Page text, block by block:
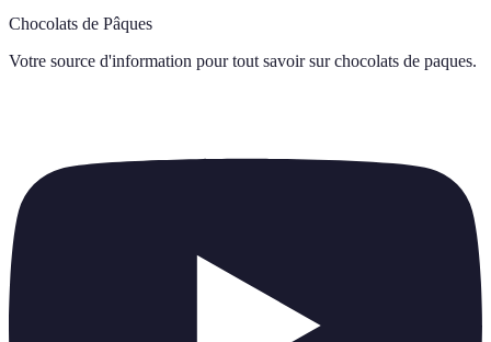
Chocolats de Pâques
Votre source d'information pour tout savoir sur chocolats de paques.